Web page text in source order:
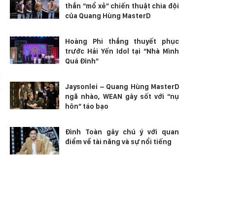
thắn “mổ xẻ” chiến thuật chia đội
của Quang Hùng MasterD
Hoàng Phi thắng thuyết phục
trước Hải Yến Idol tại “Nhà Mình
Quá Đỉnh”
Jaysonlei – Quang Hùng MasterD
ngã nhào, WEAN gây sốt với “nụ
hôn” táo bạo
Đình Toàn gây chú ý với quan
điểm về tài năng và sự nổi tiếng